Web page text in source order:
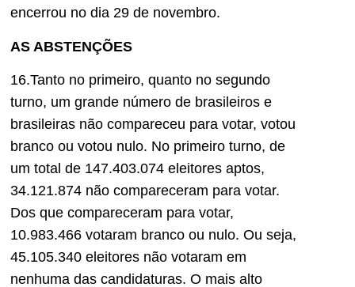
encerrou no dia 29 de novembro.
AS ABSTENÇÕES
16.Tanto no primeiro, quanto no segundo
turno, um grande número de brasileiros e
brasileiras não compareceu para votar, votou
branco ou votou nulo. No primeiro turno, de
um total de 147.403.074 eleitores aptos,
34.121.874 não compareceram para votar.
Dos que compareceram para votar,
10.983.466 votaram branco ou nulo. Ou seja,
45.105.340 eleitores não votaram em
nenhuma das candidaturas. O mais alto